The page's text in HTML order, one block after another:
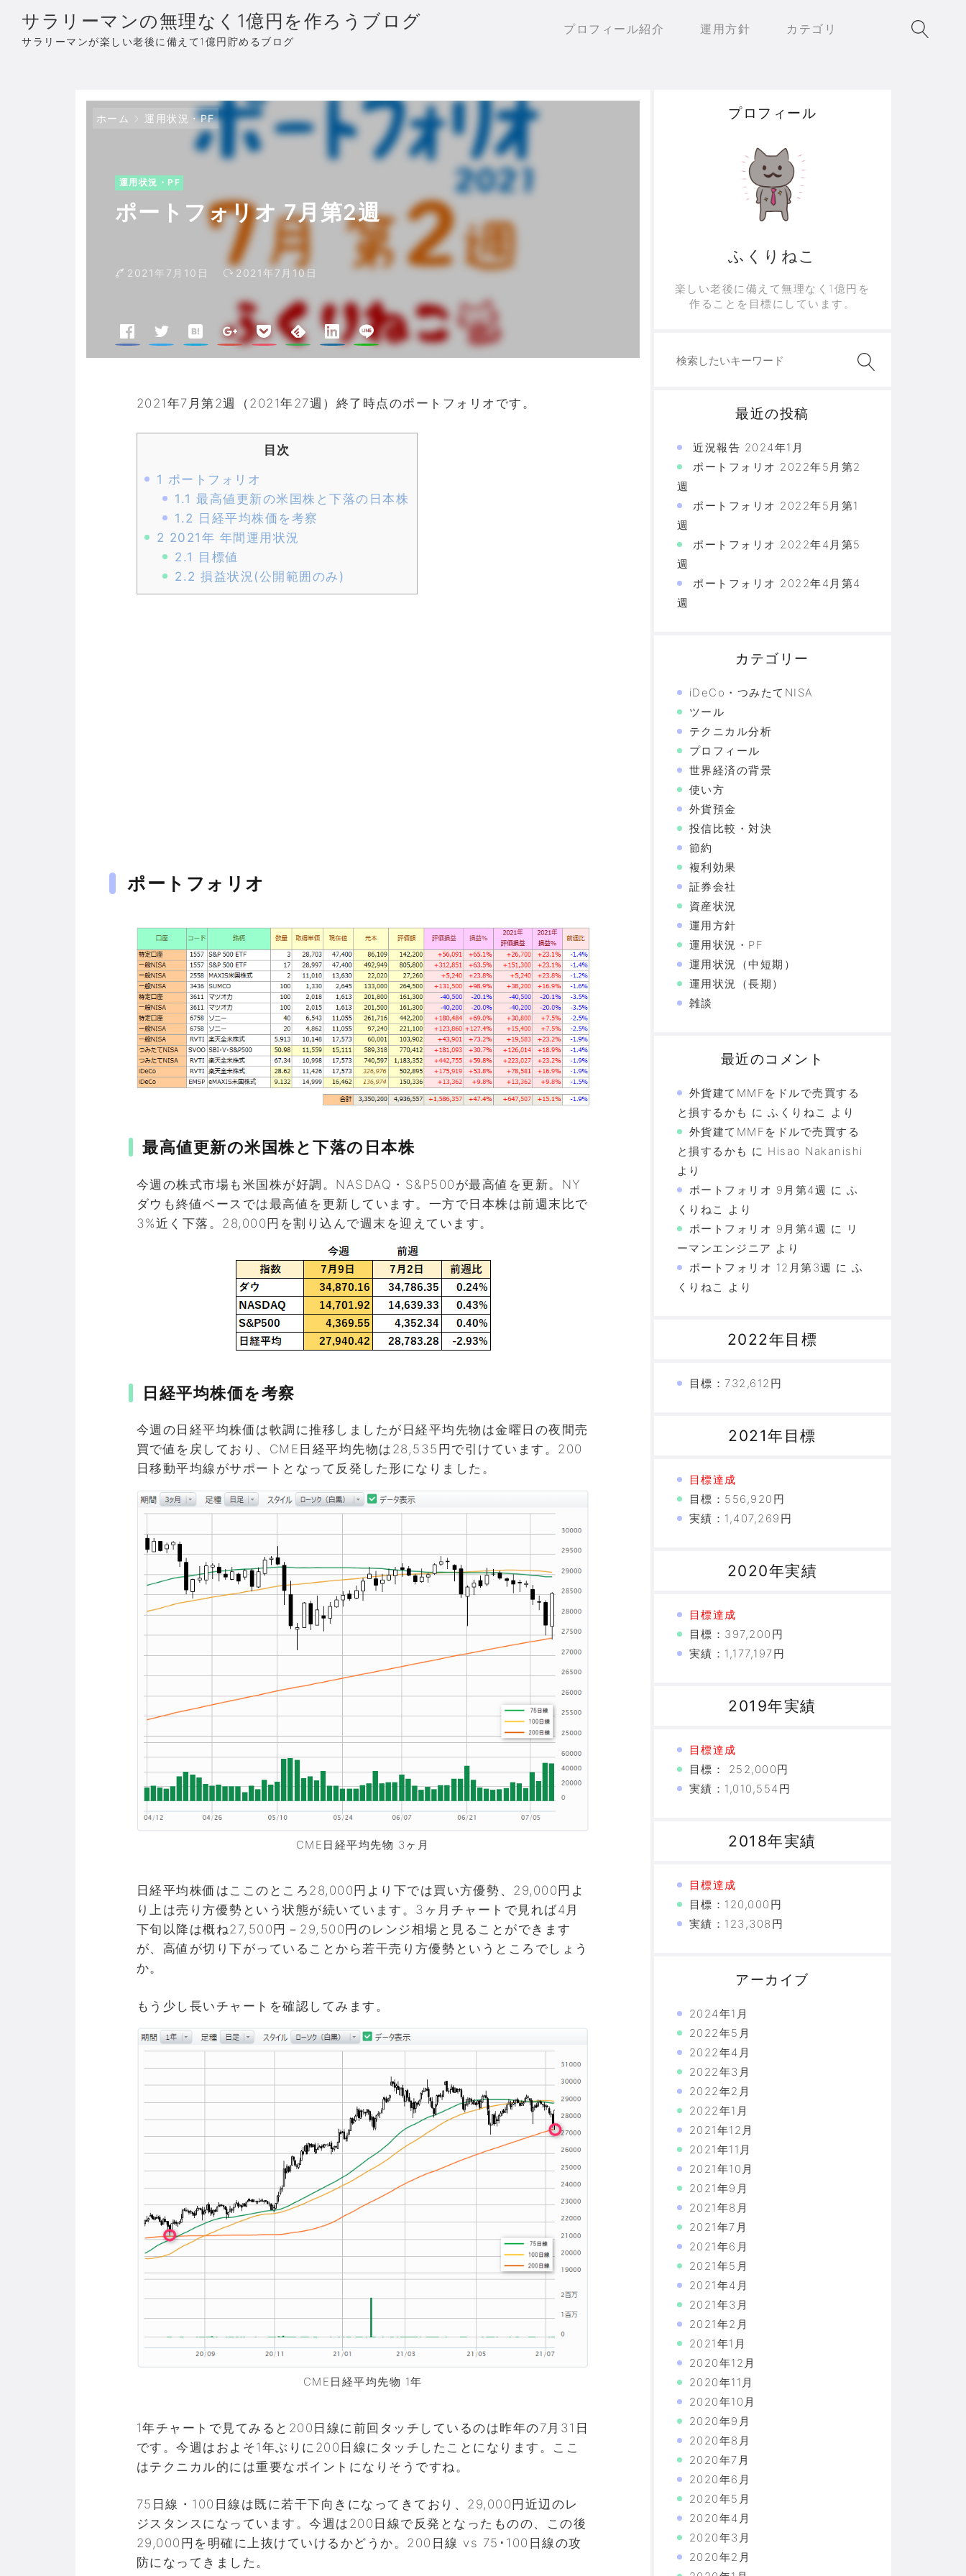
サラリーマンの無理なく1億円を作ろうブログ
サラリーマンが楽しい老後に備えて1億円貯めるブログ
プロフィール紹介 運用方針 カテゴリ
ホーム 運用状況・PF
運用状況・PF
ポートフォリオ 7月第2週
2021年7月10日 2021年7月10日
2021年7月第2週（2021年27週）終了時点のポートフォリオです。
目次
1 ポートフォリオ
1.1 最高値更新の米国株と下落の日本株
1.2
日経平均株価を考察
2 2021年 年間運用状況
2.1
目標値
2.2 損益状況(公開範囲のみ)
ポートフォリオ
最高値更新の米国株と下落の日本株
今週の株式市場も米国株が好調。NASDAQ・S&P500が最高値を更新。NY
ダウも終値ベースでは最高値を更新しています。一方で日本株は前週末比で
3%近く下落。28,000円を割り込んで週末を迎えています。
日経平均株価を考察
今週の日経平均株価は軟調に推移しましたが日経平均先物は金曜日の夜間売
買で値を戻しており、CME日経平均先物は28,535円で引けています。200
日移動平均線がサポートとなって反発した形になりました。
CME日経平均先物 3ヶ月
日経平均株価はここのところ28,000円より下では買い方優勢、29,000円よ
り上は売り方優勢という状態が続いています。3ヶ月チャートで見れば4月
下旬以降は概ね27,500円－29,500円のレンジ相場と見ることができます
が、高値が切り下がっていることから若干売り方優勢というところでしょう
か。
もう少し長いチャートを確認してみます。
CME日経平均先物 1年
1年チャートで見てみると200日線に前回タッチしているのは昨年の7月31日
です。今週はおよそ1年ぶりに200日線にタッチしたことになります。ここ
はテクニカル的には重要なポイントになりそうですね。
75日線・100日線は既に若干下向きになってきており、29,000円近辺のレ
ジスタンスになっています。今週は200日線で反発となったものの、この後
29,000円を明確に上抜けていけるかどうか。200日線 vs 75･100日線の攻
防になってきました。
プロフィール
ふくりねこ
楽しい老後に備えて無理なく1億円を
作ることを目標にしています。
最近の投稿
近況報告 2024年1月
ポートフォリオ 2022年5月第2
週
ポートフォリオ 2022年5月第1
週
ポートフォリオ 2022年4月第5
週
ポートフォリオ 2022年4月第4
週
カテゴリー
iDeCo・つみたてNISA
ツール
テクニカル分析
プロフィール
世界経済の背景
使い方
外貨預金
投信比較・対決
節約
複利効果
証券会社
資産状況
運用方針
運用状況・PF
運用状況（中短期）
運用状況（長期）
雑談
最近のコメント
外貨建てMMFをドルで売買する
と損するかも に ふくりねこ
より
外貨建てMMFをドルで売買する
と損するかも に Hisao Nakanishi
より
ポートフォリオ 9月第4週 に ふ
くりねこ
より
ポートフォリオ 9月第4週 に リ
ーマンエンジニア より
ポートフォリオ 12月第3週 に ふ
くりねこ
より
2022年目標
目標：732,612円
2021年目標
目標達成
目標：556,920円
実績：1,407,269円
2020年実績
目標達成
目標：397,200円
実績：1,177,197円
2019年実績
目標達成
目標： 252,000円
実績：1,010,554円
2018年実績
目標達成
目標：120,000円
実績：123,308円
アーカイブ
2024年1月
2022年5月
2022年4月
2022年3月
2022年2月
2022年1月
2021年12月
2021年11月
2021年10月
2021年9月
2021年8月
2021年7月
2021年6月
2021年5月
2021年4月
2021年3月
2021年2月
2021年1月
2020年12月
2020年11月
2020年10月
2020年9月
2020年8月
2020年7月
2020年6月
2020年5月
2020年4月
2020年3月
2020年2月